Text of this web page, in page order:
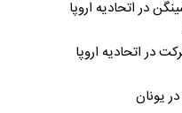
در اتحادیه اروپا
در اتحادیه اروپا
یونان